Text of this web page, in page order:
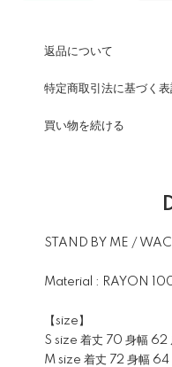
返品について
特定商取引法に基づく
買い物を続ける
STAND BY ME /
Material : RAYON
【size】
S size 着丈 70 身幅 62
M size 着丈 72 身幅